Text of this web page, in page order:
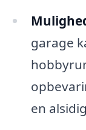
garage
en